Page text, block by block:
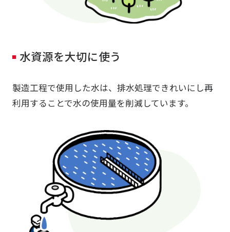
水資源を大切に使う
製造工程で使用した水は、排水処理できれいにし再
利用することで水の使用量を削減しています。